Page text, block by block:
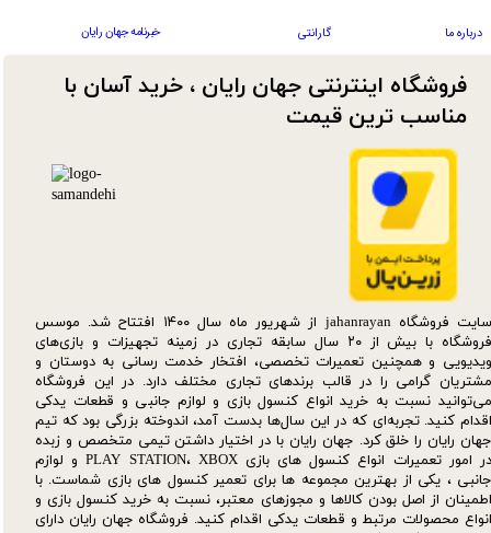
سایت فروشگاه jahanrayan از شهریور ماه سال ۱۴۰۰ افتتاح شد. موسس
فروشگاه با بیش از ۲۰ سال سابقه تجاری در زمینه تجهیزات و بازی‌های
ویدیویی و همچنین تعمیرات تخصصی، افتخار خدمت رسانی به دوستان و
مشتریان گرامی را در قالب برندهای تجاری مختلف دارد. در این فروشگاه
می‌توانید نسبت به خرید انواع کنسول بازی و لوازم جانبی و قطعات یدکی‌
اقدام کنید. تجربه‌ای که در این سال‌ها بدست آمد، اندوخته بزرگی بود که تیم
جهان رایان را خلق کرد. جهان رایان با در اختیار داشتن تیمی متخصص و زبده
در امور تعمیرات انواع کنسول های بازی PLAY STATION، XBOX و لوازم
جانبی ، یکی از بهترین مجموعه ها برای تعمیر کنسول های بازی شماست. با
اطمینان از اصل بودن کالاها و مجوزهای معتبر، نسبت به خرید کنسول بازی و
انواع محصولات مرتبط و قطعات یدکی اقدام کنید. فروشگاه جهان رایان دارای
فروشگاه اینترنتی جهان رایان ، خرید آسان با
مناسب ترین قیمت​​​​​​​
درباره ما گارانتی خبرنامه جهان رایان